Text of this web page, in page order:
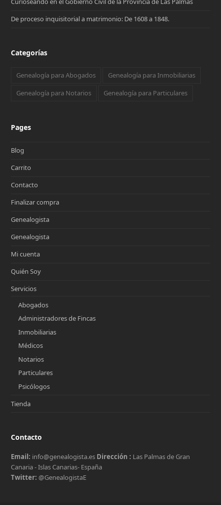
De proceso inquisitorial a matrimonio: De 1608 a 1848.
Categorías
Genealogía para Abogados
Genealogía para Inmobiliarias
Genealogía para Notarios
Genealogía para Particulares
Pages
Blog
Carrito
Contacto
Finalizar compra
Genealogista
Genealogista
Mi cuenta
Quién Soy
Servicios
Abogados
Administradores de Fincas
Inmobiliarias
Médicos
Notarios
Particulares
Psicólogos
Tienda
Contacto
Email: info@genealogista.es Dirección : Las Palmas de Gran
Canaria - Islas Canarias- España
Twitter: @GenealogistaE